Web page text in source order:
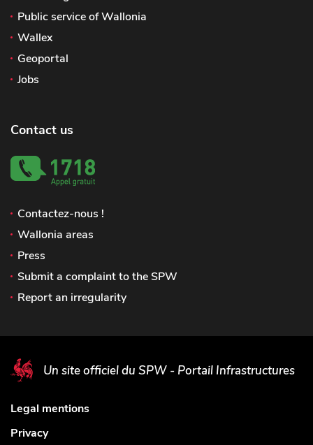
Public service of Wallonia
Wallex
Geoportal
Jobs
Contact us
Contactez-nous !
Wallonia areas
Press
Submit a complaint to the SPW
Report an irregularity
Un site officiel du SPW - Portail Infrastructures
Legal mentions
Privacy